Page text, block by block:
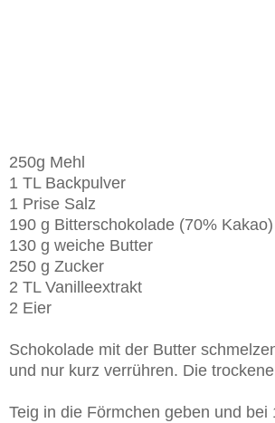
250g Mehl
1 TL Backpulver
1 Prise Salz
190 g Bitterschokolade (70% Kakao)
130 g weiche Butter
250 g Zucker
2 TL Vanilleextrakt
2 Eier
Schokolade mit der Butter
und nur kurz verrühren. Die
Teig in die Förmchen geben und